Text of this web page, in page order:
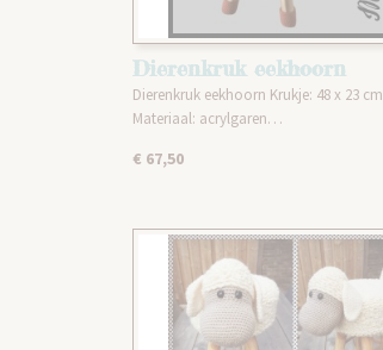
Dierenkruk eekhoorn
Dierenkruk eekhoorn Krukje: 48 x 23 cm
Materiaal: acrylgaren…
€ 67,50